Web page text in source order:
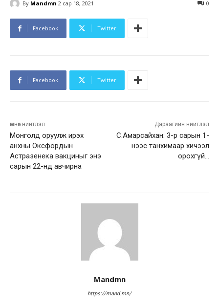
By Mandmn 2 сар 18, 2021 0
Facebook Twitter
Facebook Twitter
өмнөх нийтлэл
Монголд оруулж ирэх
анхны Оксфордын
Астразенека вакциныг энэ
сарын 22-нд авчирна
Дараагийн нийтлэл
С.Амарсайхан: 3-р сарын 1-
нээс танхимаар хичээл
орохгүй…
Mandmn
https://mand.mn/